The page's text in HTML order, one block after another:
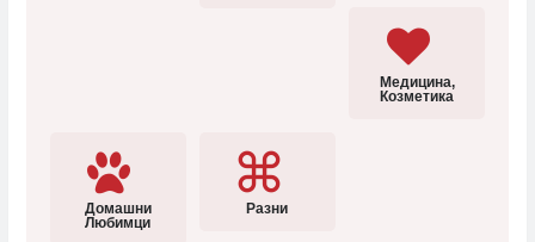
Медицина,
Козметика
Домашни
Любимци
Разни